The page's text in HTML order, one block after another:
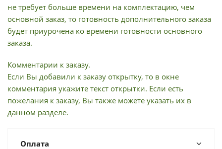
не требует больше времени на комплектацию, чем
основной заказ, то готовность дополнительного заказа
будет приурочена ко времени готовности основного
заказа.
Комментарии к заказу.
Если Вы добавили к заказу открытку, то в окне
комментария укажите текст открытки. Если есть
пожелания к заказу, Вы также можете указать их в
данном разделе.
Оплата